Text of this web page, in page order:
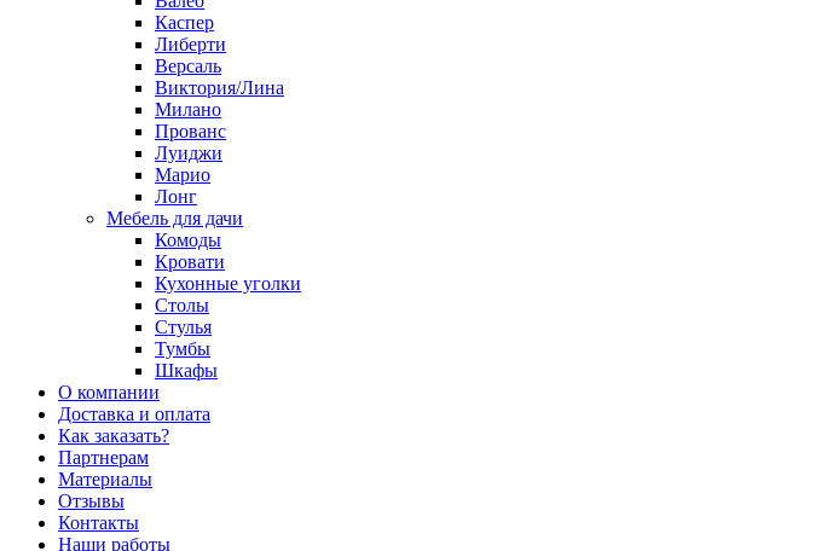
Каспер
Либерти
Версаль
Виктория/Лина
Милано
Прованс
Луиджи
Марио
Лонг
Мебель для дачи
Комоды
Кровати
Кухонные уголки
Столы
Стулья
Тумбы
Шкафы
О компании
Доставка и оплата
Как заказать?
Партнерам
Материалы
Отзывы
Контакты
Наши работы